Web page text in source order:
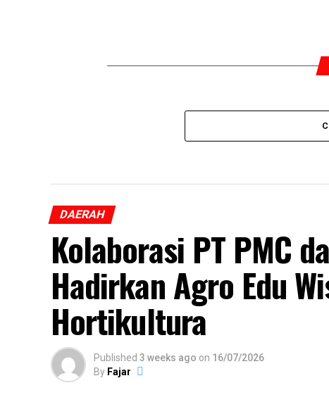
DAERAH
Kolaborasi PT PMC
Hadirkan Agro Edu
Hortikultura
Published 3 weeks ago on 16/07/2026
By Fajar